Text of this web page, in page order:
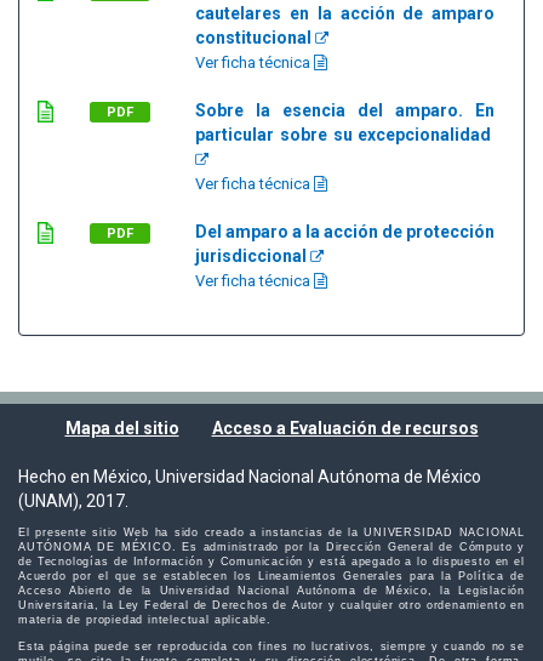
cautelares en la acción de amparo
constitucional
Ver ficha técnica
PDF
Sobre la esencia del amparo. En
particular sobre su excepcionalidad
Ver ficha técnica
PDF
Del amparo a la acción de protección
jurisdiccional
Ver ficha técnica
Mapa del sitio Acceso a Evaluación de recursos
Hecho en México, Universidad Nacional Autónoma de México
(UNAM), 2017.
El presente sitio Web ha sido creado a instancias de la UNIVERSIDAD NACIONAL
AUTÓNOMA DE MÉXICO. Es administrado por la Dirección General de Cómputo y
de Tecnologías de Información y Comunicación y está apegado a lo dispuesto en el
Acuerdo por el que se establecen los Lineamientos Generales para la Política de
Acceso Abierto de la Universidad Nacional Autónoma de México, la Legislación
Universitaria, la Ley Federal de Derechos de Autor y cualquier otro ordenamiento en
materia de propiedad intelectual aplicable.
Esta página puede ser reproducida con fines no lucrativos, siempre y cuando no se